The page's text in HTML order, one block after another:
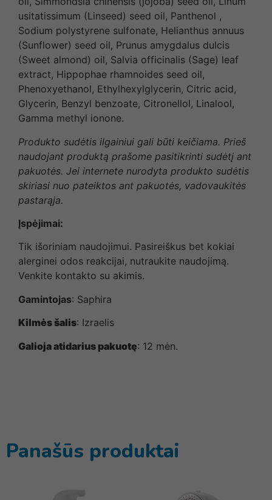
usitatissimum (Linseed) seed oil, Panthenol ,
Sodium polystyrene sulfonate, Helianthus annuus
(Sunflower) seed oil, Prunus amygdalus dulcis
(Sweet almond) oil, Salvia officinalis (Sage) leaf
extract, Hippophae rhamnoides seed oil,
Phenoxyethanol, Ethylhexylglycerin, Citric acid,
Glycerin, Benzyl benzoate, Citronellol, Linalool,
Gamma methyl ionone.
Produkto sudėtis ilgainiui gali būti keičiama. Prieš
naudojant produktą prašome pasitikrinti sudėtį ant
pakuotės. Jei internete nurodyta produkto sudėtis
skiriasi nuo pateiktos ant pakuotės, vadovaukitės
pastarąja.
Įspėjimai:
Tik išoriniam naudojimui. Pasireiškus bet kokiai
alerginei odos reakcijai, nutraukite naudojimą.
Venkite kontakto su akimis.
Gamintojas: Saphira
Kilmės šalis: Izraelis
Galioja atidarius pakuotę: 12 mėn.
Panašūs produktai